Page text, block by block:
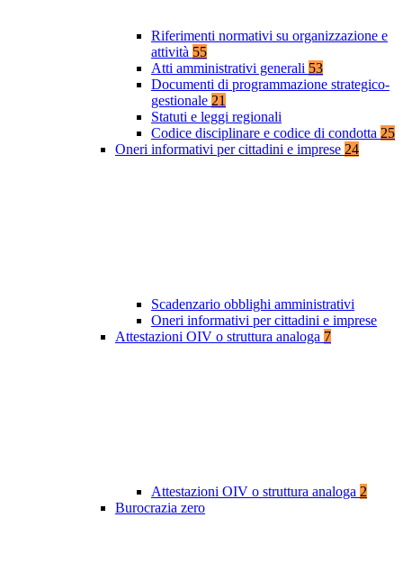
Riferimenti normativi su organizzazione e
attività 55
Atti amministrativi generali 53
Documenti di programmazione strategico-
gestionale 21
Statuti e leggi regionali
Codice disciplinare e codice di condotta 25
Oneri informativi per cittadini e imprese 24
Scadenzario obblighi amministrativi
Oneri informativi per cittadini e imprese
Attestazioni OIV o struttura analoga 7
Attestazioni OIV o struttura analoga 2
Burocrazia zero